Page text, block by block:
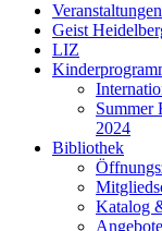
Veranstaltungen
Geist
LIZ
Summer
2024
Bibliothek
Katalog